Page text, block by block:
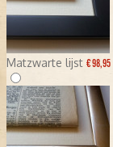
Matzwarte lijst € 98,95